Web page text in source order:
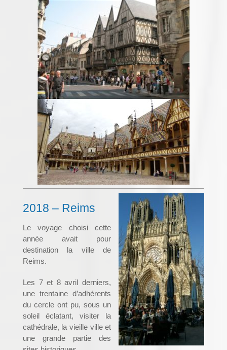
2018 – Reims
Le voyage choisi cette
année avait pour
destination la ville de
Reims.
Les 7 et 8 avril derniers,
une trentaine d’adhérents
du cercle ont pu, sous un
soleil éclatant, visiter la
cathédrale, la vieille ville et
une grande partie des